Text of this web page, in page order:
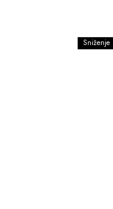
Sniženje